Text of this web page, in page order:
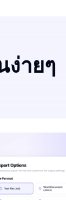
ง่ายๆ